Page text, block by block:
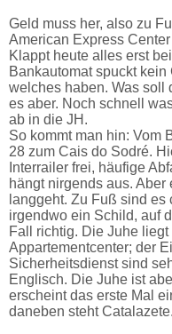
Geld muss her, also zu
American Express
Klappt heute alles erst
Bankautomat spuckt
welches haben. Was soll
es aber. Noch schnell
ab in die JH.
So kommt man hin: Vom
28 zum Cais do Sodré.
Interrailer frei, häufige
hängt nirgends aus.
langgeht. Zu Fuß sind es
irgendwo ein Schild, auf
Fall richtig. Die Juhe
Appartementcenter; der
Sicherheitsdienst sind
Englisch. Die Juhe ist
erscheint das erste Mal
daneben steht Catalazete.